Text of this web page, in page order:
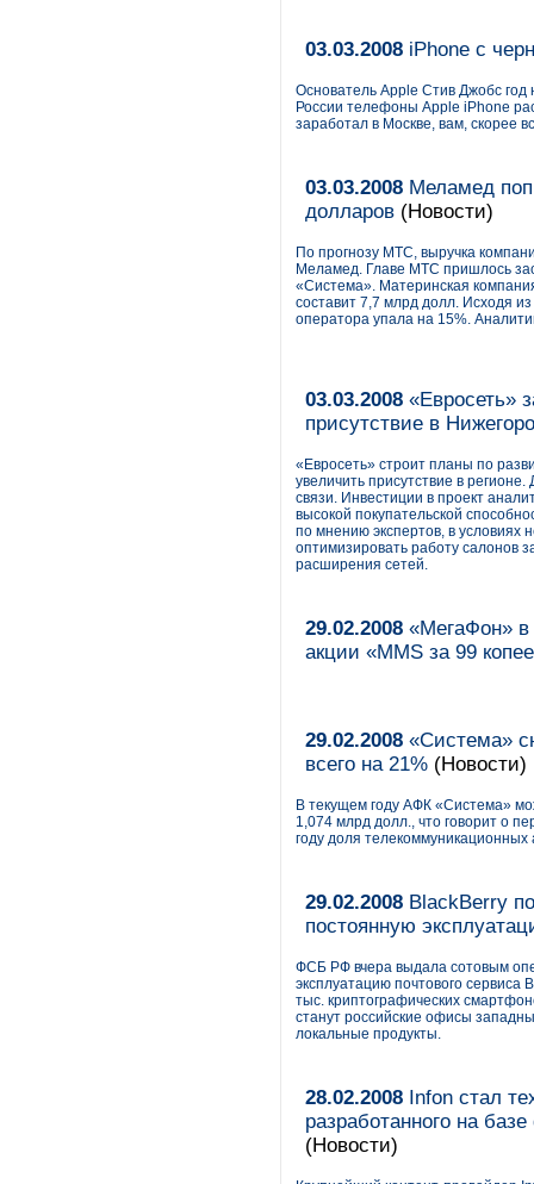
03.03.2008 iPhone с
Основатель Apple Стив Джобс
России телефоны Apple iPhone
заработал в Москве, вам, скорее
03.03.2008 Меламед
долларов (Новости)
По прогнозу МТС, выручка
Меламед. Главе МТС пришлось
«Система». Материнская
составит 7,7 млрд долл. Исходя
оператора упала на 15%.
03.03.2008 «Евросеть»
присутствие в
«Евросеть» строит планы по
увеличить присутствие в
связи. Инвестиции в проект
высокой покупательской
по мнению экспертов, в условиях
оптимизировать работу салонов
расширения сетей.
29.02.2008 «МегаФон» в
акции «MMS за 99
29.02.2008 «Система»
всего на 21% (Новости)
В текущем году АФК «Система»
1,074 млрд долл., что говорит о
году доля телекоммуникационных
29.02.2008 BlackBerry
постоянную
ФСБ РФ вчера выдала сотовым
эксплуатацию почтового сервиса
тыс. криптографических
станут российские офисы
локальные продукты.
28.02.2008 Infon стал
разработанного на
(Новости)